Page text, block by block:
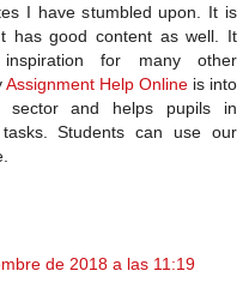
I have stumbled upon. It is
has good content as well. It
for many other
Assignment Help Online is into
sector and helps pupils in
Students can use our
de 2018 a las 11:19